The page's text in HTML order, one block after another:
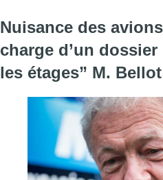
Nuisance des
charge d’un
les étages” M. Bellot